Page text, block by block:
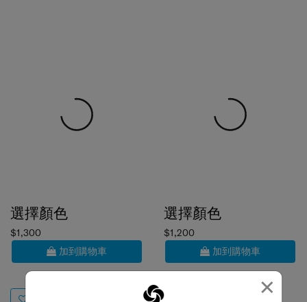
×
$1,300
加到購物車
$1,200
加到購物車